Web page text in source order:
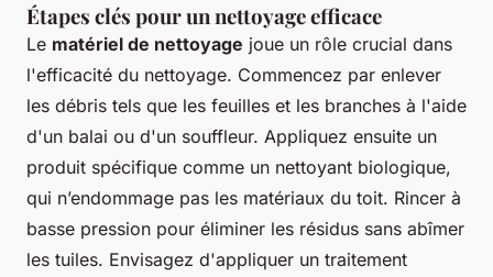
Étapes clés pour un nettoyage efficace
Le matériel de nettoyage joue un rôle crucial dans
l'efficacité du nettoyage. Commencez par enlever
les débris tels que les feuilles et les branches à l'aide
d'un balai ou d'un souffleur. Appliquez ensuite un
produit spécifique comme un nettoyant biologique,
qui n’endommage pas les matériaux du toit. Rincer à
basse pression pour éliminer les résidus sans abîmer
les tuiles. Envisagez d'appliquer un traitement